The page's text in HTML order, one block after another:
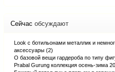
Сейчас обсуждают
Look с ботильонами металлик и
аксессуары (2)
О базовой вещи гардероба по типу
Prabal Gurung коллекция осень-зима